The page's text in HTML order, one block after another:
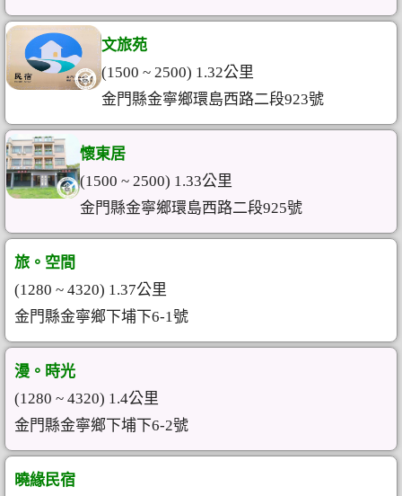
文旅苑
(1500 ~ 2500) 1.32公里
金門縣金寧鄉環島西路二段923號
懷東居
(1500 ~ 2500) 1.33公里
金門縣金寧鄉環島西路二段925號
旅。空間
(1280 ~ 4320) 1.37公里
金門縣金寧鄉下埔下6-1號
漫。時光
(1280 ~ 4320) 1.4公里
金門縣金寧鄉下埔下6-2號
曉緣民宿